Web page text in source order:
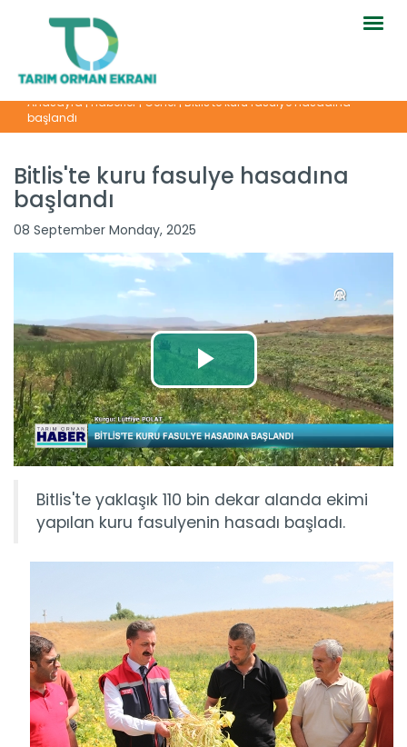
Anasayfa|Haberler|Genel|Bitlis'te kuru fasulye hasadına
başlandı
Bitlis'te kuru fasulye hasadına
başlandı
08 September Monday, 2025
Bitlis'te yaklaşık 110 bin dekar alanda ekimi
yapılan kuru fasulyenin hasadı başladı.